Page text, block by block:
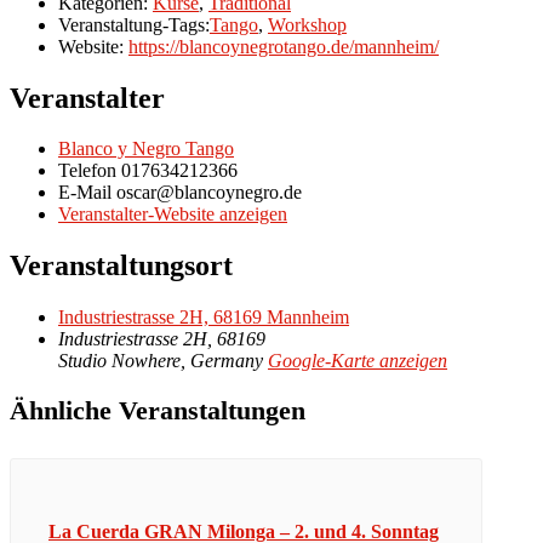
Veranstaltung-Tags:Tango, Workshop
Website: https://blancoynegrotango.de/mannheim/
Veranstalter
Blanco y Negro Tango
Telefon 017634212366
E-Mail oscar@blancoynegro.de
Veranstalter-Website anzeigen
Veranstaltungsort
Industriestrasse 2H, 68169 Mannheim
Industriestrasse 2H, 68169
Studio Nowhere Germany Google-Karte anzeigen
Ähnliche Veranstaltungen
La Cuerda GRAN Milonga – 2. und 4. Sonntag